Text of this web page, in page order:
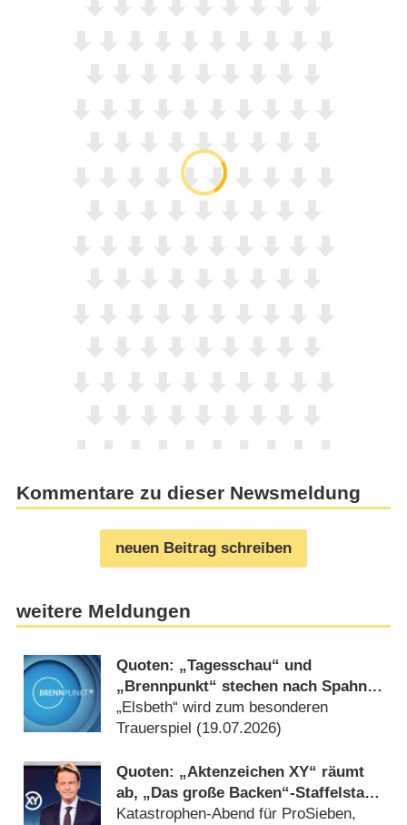
Kommentare zu dieser Newsmeldung
neuen Beitrag schreiben
weitere Meldungen
Quoten: „Tagesschau“ und
„Brennpunkt“ stechen nach Spahn-
Rücktritt aus Wiederholungsbrei
hervor
„Elsbeth“ wird zum besonderen
Trauerspiel (19.07.2026)
Quoten: „Aktenzeichen XY“ räumt
ab, „Das große Backen“-Staffelstart
nur bei Jüngeren stark
Katastrophen-Abend für ProSieben,